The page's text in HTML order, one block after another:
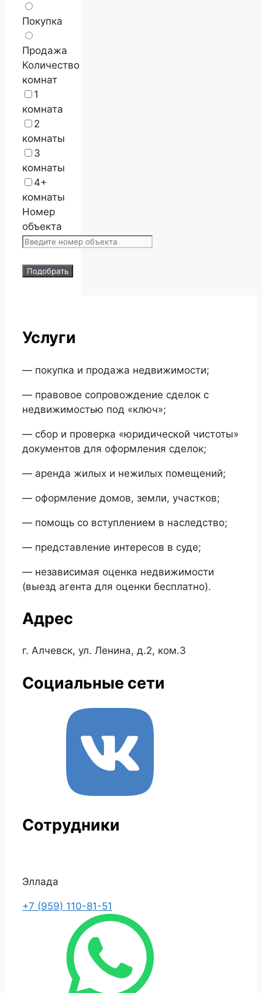
Покупка
Продажа
Количество
комнат
1
комната
2
комнаты
3
комнаты
4+
комнаты
Номер
объекта
Подобрать
Услуги
— покупка и продажа недвижимости;
— правовое сопровождение сделок с
недвижимостью под «ключ»;
— сбор и проверка «юридической чистоты»
документов для оформления сделок;
— аренда жилых и нежилых помещений;
— оформление домов, земли, участков;
— помощь со вступлением в наследство;
— представление интересов в суде;
— независимая оценка недвижимости
(выезд агента для оценки бесплатно).
Адрес
г. Алчевск, ул. Ленина, д.2, ком.3
Социальные сети
Сотрудники
Эллада
+7 (959) 110-81-51